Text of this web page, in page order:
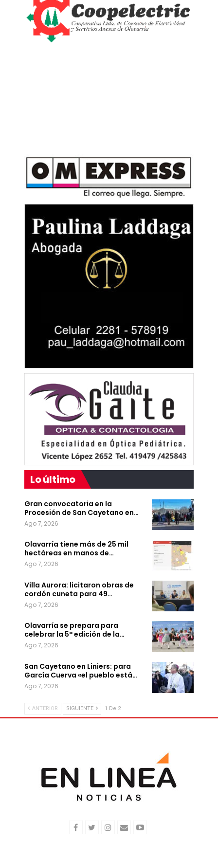
Lo último
Gran convocatoria en la
Procesión de San Cayetano en…
Ago 7, 2026
Olavarría tiene más de 25 mil
hectáreas en manos de…
Ago 7, 2026
Villa Aurora: licitaron obras de
cordón cuneta para 49…
Ago 7, 2026
Olavarría se prepara para
celebrar la 5ª edición de la…
Ago 7, 2026
San Cayetano en Liniers: para
García Cuerva «el pueblo está…
Ago 7, 2026
ANTERIOR SIGUIENTE 1 De 2